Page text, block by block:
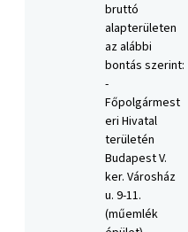
bruttó
alapterületen
az alábbi
bontás szerint:
-
Főpolgármest
eri Hivatal
területén
Budapest V.
ker. Városház
u. 9-11.
(műemlék